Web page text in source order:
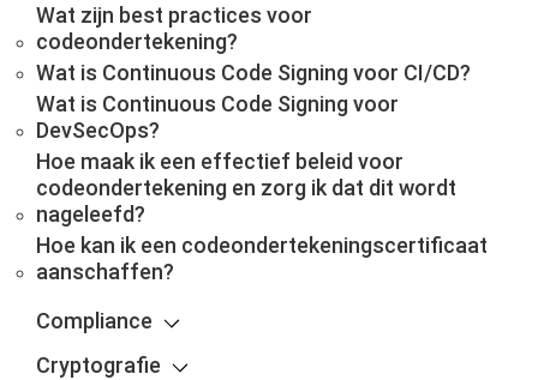
Wat zijn best practices voor
codeondertekening?
Wat is Continuous Code Signing voor CI/CD?
Wat is Continuous Code Signing voor
DevSecOps?
Hoe maak ik een effectief beleid voor
codeondertekening en zorg ik dat dit wordt
nageleefd?
Hoe kan ik een codeondertekeningscertificaat
aanschaffen?
Compliance
Cryptografie